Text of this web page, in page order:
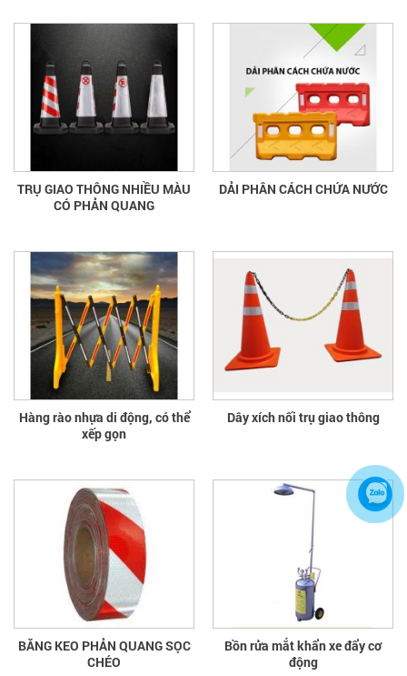
TRỤ GIAO THÔNG NHIỀU MÀU
CÓ PHẢN QUANG
DẢI PHÂN CÁCH CHỨA NƯỚC
Hàng rào nhựa di động, có thể
xếp gọn
Dây xích nối trụ giao thông
BĂNG KEO PHẢN QUANG SỌC
CHÉO
Bồn rửa mắt khẩn xe đẩy cơ
động